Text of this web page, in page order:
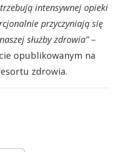
intensywnej opieki
przyczyniają się
służby zdrowia”–
opublikowanym na
zdrowia.